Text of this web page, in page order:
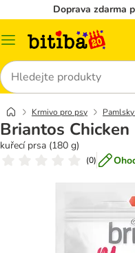
Doprava zdarma
Kategorie
Hledat
Krmivo pro psy
Briantos
kuřecí prsa (180 g)
(0)